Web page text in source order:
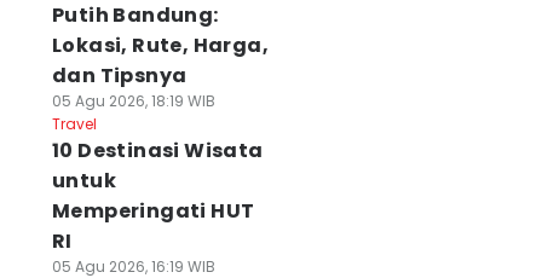
Putih Bandung:
Lokasi, Rute, Harga,
dan Tipsnya
05 Agu 2026, 18:19 WIB
Travel
10 Destinasi Wisata
untuk
Memperingati HUT
RI
05 Agu 2026, 16:19 WIB